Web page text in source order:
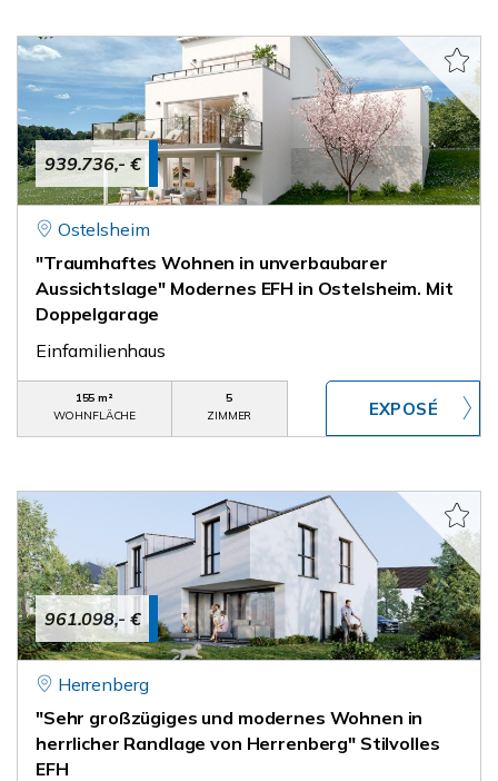
939.736,- €
Ostelsheim
"Traumhaftes Wohnen in unverbaubarer
Aussichtslage" Modernes EFH in Ostelsheim. Mit
Doppelgarage
Einfamilienhaus
155 m²
WOHNFLÄCHE
5
ZIMMER
961.098,- €
Herrenberg
"Sehr großzügiges und modernes Wohnen in
herrlicher Randlage von Herrenberg" Stilvolles
EFH